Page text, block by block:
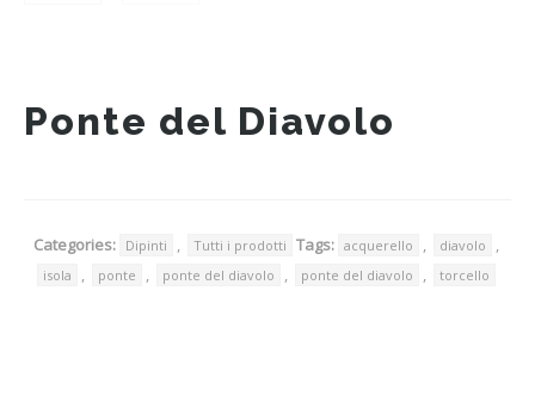
Ponte del Diavolo
Categories: Dipinti , Tutti i prodotti Tags: acquerello , diavolo ,
isola , ponte , ponte del diavolo , ponte del diavolo , torcello